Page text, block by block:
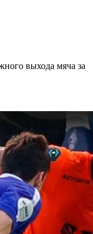
выхода мяча за